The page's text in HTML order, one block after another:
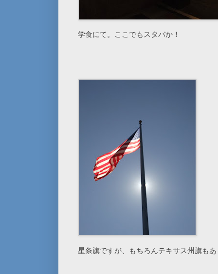
学食にて。ここでもスタバか！
星条旗ですが、もちろんテキサス州旗も